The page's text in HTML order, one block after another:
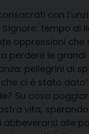
con
tempo di
oppressioni che
perdere le
pellegrini di
ci è stato
Su cosa
vita,
alle